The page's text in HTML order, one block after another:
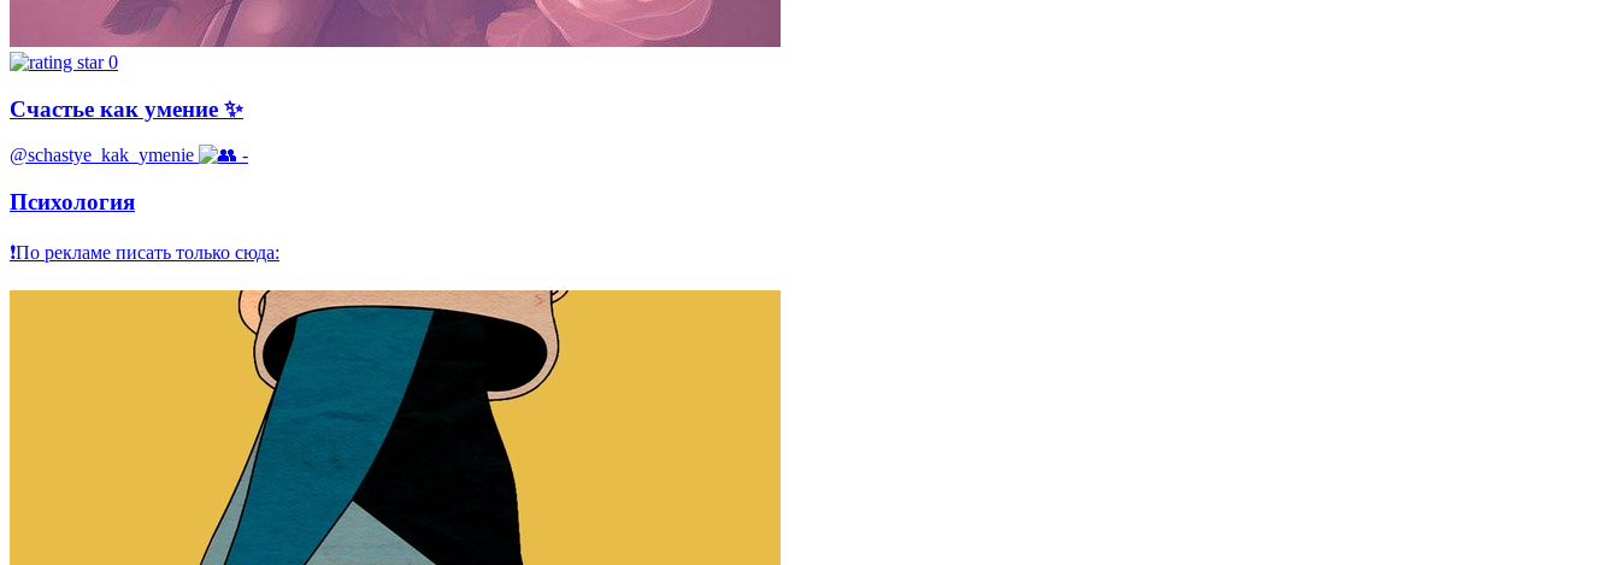
0
Счастье как умение ✨
@schastye_kak_ymenie -
Психология
❗По рекламе писать только сюда: